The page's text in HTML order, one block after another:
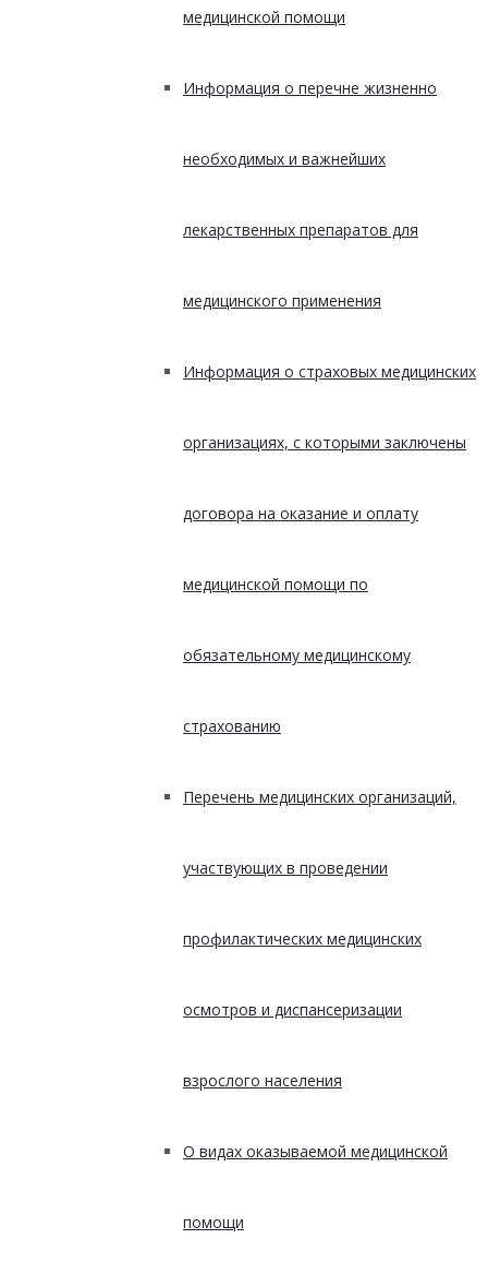
медицинской помощи
Информация о перечне жизненно
необходимых и важнейших
лекарственных препаратов для
медицинского применения
Информация о страховых медицинских
организациях, с которыми заключены
договора на оказание и оплату
медицинской помощи по
обязательному медицинскому
страхованию
Перечень медицинских организаций,
участвующих в проведении
профилактических медицинских
осмотров и диспансеризации
взрослого населения
О видах оказываемой медицинской
помощи